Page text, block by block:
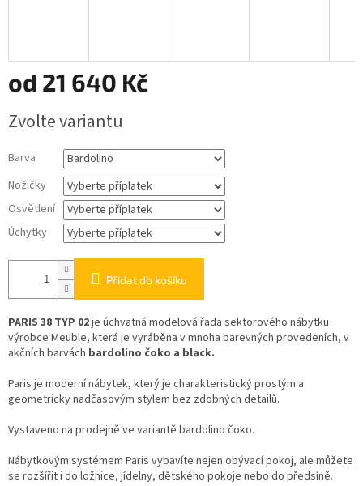
od 21 640 Kč
cena:
Zvolte variantu
Barva
Nožičky
Osvětlení
Úchytky
Přidat do košíku
PARIS 38 TYP 02je úchvatná modelová řada sektorového nábytku
výrobce Meuble, která je vyráběna v mnoha barevných provedeních, v
akčních barvách bardolino čoko a black.
Paris je moderní nábytek, který je charakteristický prostým a
geometricky nadčasovým stylem bez zdobných detailů.
Vystaveno na prodejně ve variantě bardolino čoko.
Nábytkovým systémem Paris vybavíte nejen obývací pokoj, ale můžete
se rozšířit i do ložnice, jídelny, dětského pokoje nebo do předsíně.